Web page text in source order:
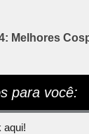
Melhores
para você:
aqui!